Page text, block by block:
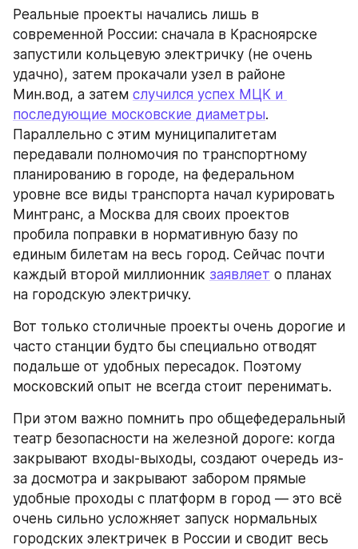
Реальные проекты начались лишь в
современной России: сначала в Красноярске
запустили кольцевую электричку (не очень
удачно), затем прокачали узел в районе
Мин.вод, а затем случился успех МЦК и
последующие московские диаметры.
Параллельно с этим муниципалитетам
передавали полномочия по транспортному
планированию в городе, на федеральном
уровне все виды транспорта начал курировать
Минтранс, а Москва для своих проектов
пробила поправки в нормативную базу по
единым билетам на весь город. Сейчас почти
каждый второй миллионник заявляет о планах
на городскую электричку.
Вот только столичные проекты очень дорогие и
часто станции будто бы специально отводят
подальше от удобных пересадок. Поэтому
московский опыт не всегда стоит перенимать.
При этом важно помнить про общефедеральный
театр безопасности на железной дороге: когда
закрывают входы-выходы, создают очередь из-
за досмотра и закрывают забором прямые
удобные проходы с платформ в город — это всё
очень сильно усложняет запуск нормальных
городских электричек в России и сводит весь